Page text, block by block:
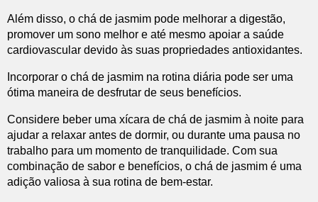
Além disso, o chá de jasmim pode melhorar a digestão,
promover um sono melhor e até mesmo apoiar a saúde
cardiovascular devido às suas propriedades antioxidantes.
Incorporar o chá de jasmim na rotina diária pode ser uma
ótima maneira de desfrutar de seus benefícios.
Considere beber uma xícara de chá de jasmim à noite para
ajudar a relaxar antes de dormir, ou durante uma pausa no
trabalho para um momento de tranquilidade. Com sua
combinação de sabor e benefícios, o chá de jasmim é uma
adição valiosa à sua rotina de bem-estar.